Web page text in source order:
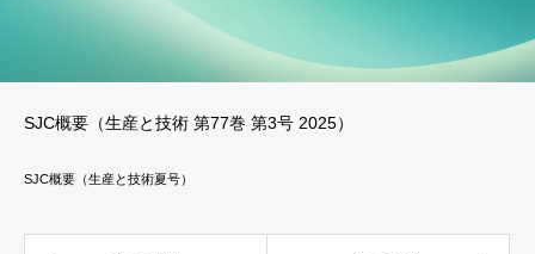
SJC概要（生産と技術 第77巻 第3号 2025）
SJC概要（生産と技術夏号）